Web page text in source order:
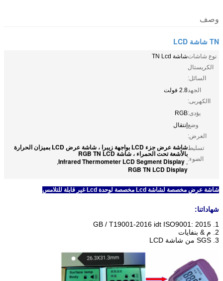
وصف
TN شاشة LCD
نوع شاشات
الكريستال
السائل:
شاشة TN Lcd
الجهد
االكهربى:
2.8 فولت
يؤدى:RGB
وضع
العرض:
إنتقال
تسليط
الضوء:
شاشة عرض جزء LCD بواجهة زيبرا ، شاشة عرض LCD بميزان الحرارة
بالأشعة تحت الحمراء ، شاشة RGB TN LCD
,
Infrared Thermometer LCD Segment Display
,
RGB TN LCD Display
شاشة عرض مخصصة لشاشة Lcd مخصصة لوحدة Lcd غير قابلة للتلامس
شهاداتنا:
1. GB / T19001-2016 idt ISO9001: 2015
2. م & بنفايات
3. SGS من شاشة LCD